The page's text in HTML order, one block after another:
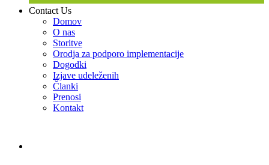
Contact Us
Domov
O nas
Storitve
Orodja za podporo implementacije
Dogodki
Izjave udeleženih
Članki
Prenosi
Kontakt